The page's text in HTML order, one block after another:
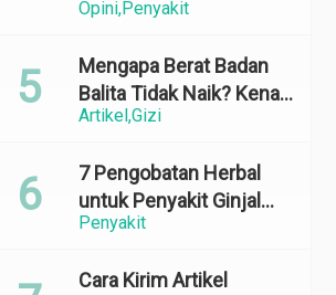
Opini Penyakit
Perubahan Cuaca yang
ArtikelGizi
Mengapa Berat Badan
Balita Tidak Naik? Kenali
Penyebab dan Solusinya
Penyakit
7 Pengobatan Herbal
untuk Penyakit Ginjal
yang Terbukti Efektif
Cara Kirim Artikel